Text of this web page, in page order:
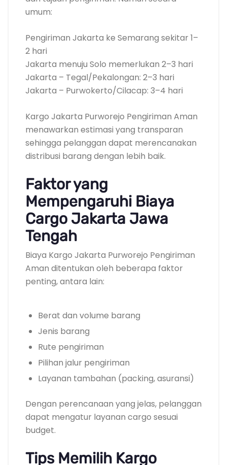
umum:
Pengiriman Jakarta ke Semarang sekitar 1–
2 hari
Jakarta menuju Solo memerlukan 2–3 hari
Jakarta – Tegal/Pekalongan: 2–3 hari
Jakarta – Purwokerto/Cilacap: 3–4 hari
Kargo Jakarta Purworejo Pengiriman Aman
menawarkan estimasi yang transparan
sehingga pelanggan dapat merencanakan
distribusi barang dengan lebih baik.
Faktor yang
Mempengaruhi Biaya
Cargo Jakarta Jawa
Tengah
Biaya Kargo Jakarta Purworejo Pengiriman
Aman ditentukan oleh beberapa faktor
penting, antara lain:
Berat dan volume barang
Jenis barang
Rute pengiriman
Pilihan jalur pengiriman
Layanan tambahan (packing, asuransi)
Dengan perencanaan yang jelas, pelanggan
dapat mengatur layanan cargo sesuai
budget.
Tips Memilih Kargo